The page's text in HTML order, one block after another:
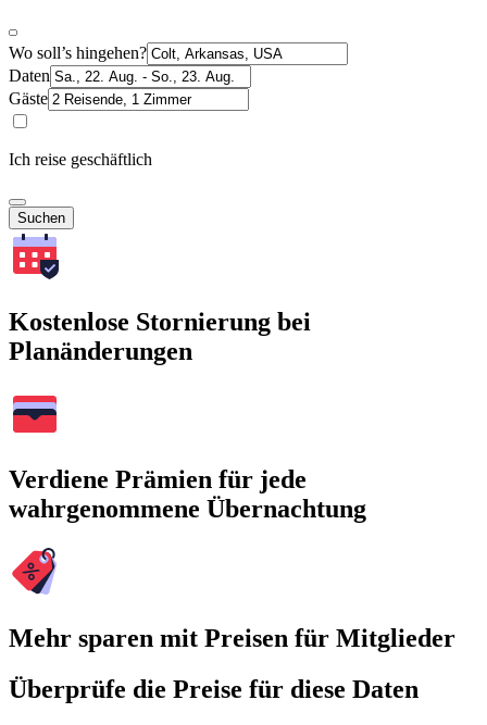
Wo soll’s hingehen?
Daten
Gäste
Ich reise geschäftlich
Suchen
Kostenlose Stornierung bei
Planänderungen
Verdiene Prämien für jede
wahrgenommene Übernachtung
Mehr sparen mit Preisen für Mitglieder
Überprüfe die Preise für diese Daten